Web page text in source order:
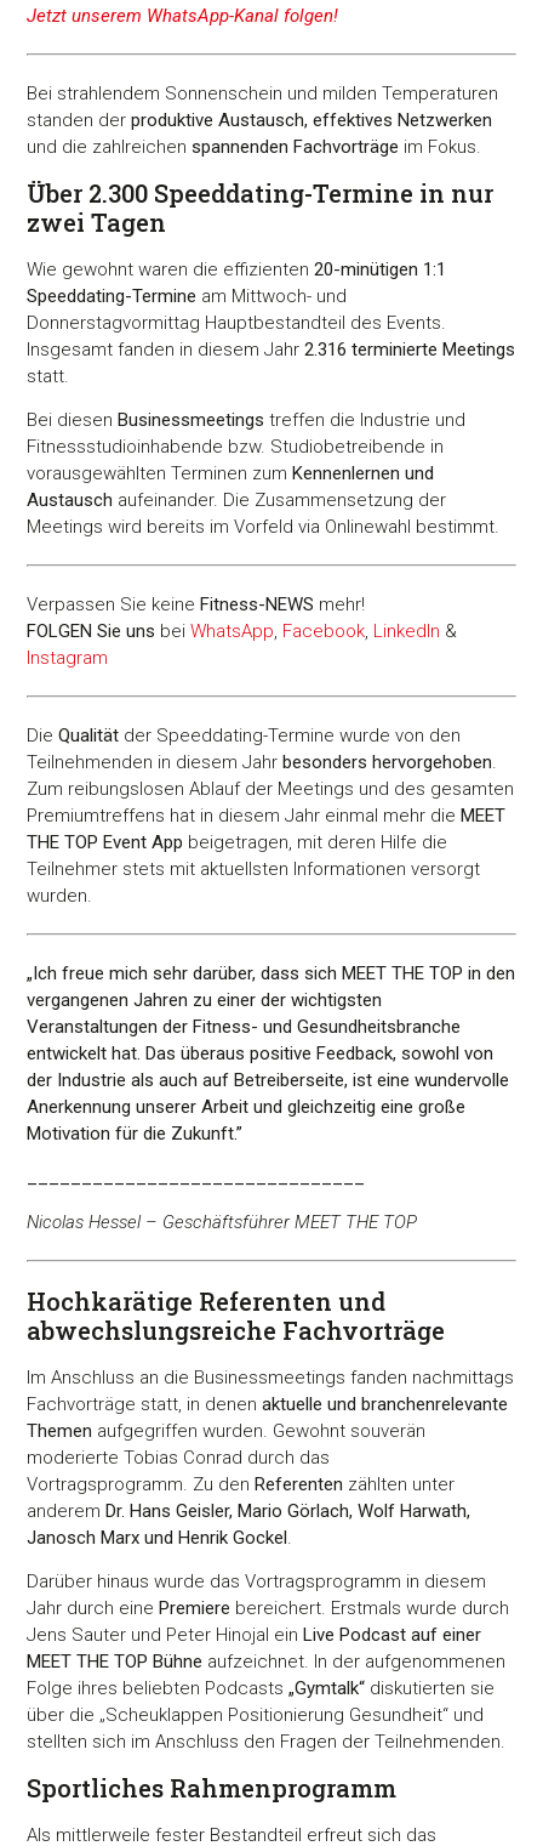
Jetzt unserem WhatsApp-Kanal folgen!
Bei strahlendem Sonnenschein und milden Temperaturen
standen derproduktive Austausch, effektives Netzwerken
und die zahlreichenspannenden Fachvorträge im Fokus.
Über 2.300 Speeddating-Termine in nur
zwei Tagen
Wie gewohnt waren die effizienten20-minütigen 1:1
Speeddating-Termine am Mittwoch- und
Donnerstagvormittag Hauptbestandteil des Events.
Insgesamt fanden in diesem Jahr2.316 terminierte Meetings
statt.
Bei diesenBusinessmeetings treffen die Industrie und
Fitnessstudioinhabende bzw. Studiobetreibende in
vorausgewählten Terminen zumKennenlernen und
Austausch aufeinander. Die Zusammensetzung der
Meetings wird bereits im Vorfeld via Onlinewahl bestimmt.
Verpassen Sie keineFitness-NEWS mehr!
FOLGEN Sie uns beiWhatsApp, Facebook, LinkedIn &
Instagram
DieQualität der Speeddating-Termine wurde von den
Teilnehmenden in diesem Jahrbesonders hervorgehoben.
Zum reibungslosen Ablauf der Meetings und des gesamten
Premiumtreffens hat in diesem Jahr einmal mehr dieMEET
THE TOP Event App beigetragen, mit deren Hilfe die
Teilnehmer stets mit aktuellsten Informationen versorgt
wurden.
„Ich freue mich sehr darüber, dass sich MEET THE TOP in den
vergangenen Jahren zu einer der wichtigsten
Veranstaltungen der Fitness- und Gesundheitsbranche
entwickelt hat. Das überaus positive Feedback, sowohl von
der Industrie als auch auf Betreiberseite, ist eine wundervolle
Anerkennung unserer Arbeit und gleichzeitig eine große
Motivation für die Zukunft.”
Nicolas Hessel – Geschäftsführer MEET THE TOP
Hochkarätige Referenten und
abwechslungsreiche Fachvorträge
Im Anschluss an die Businessmeetings fanden nachmittags
Fachvorträge statt, in denenaktuelle und branchenrelevante
Themen aufgegriffen wurden. Gewohnt souverän
moderierte Tobias Conrad durch das
Vortragsprogramm. Zu denReferenten zählten unter
anderemDr. Hans Geisler, Mario Görlach, Wolf Harwath,
Janosch Marx und Henrik Gockel.
Darüber hinaus wurde das Vortragsprogramm in diesem
Jahr durch einePremiere bereichert. Erstmals wurde durch
Jens Sauter und Peter Hinojal einLive Podcast auf einer
MEET THE TOP Bühne aufzeichnet. In der aufgenommenen
Folge ihres beliebten Podcasts„Gymtalk“ diskutierten sie
über die „Scheuklappen Positionierung Gesundheit“ und
stellten sich im Anschluss den Fragen der Teilnehmenden.
Sportliches Rahmenprogramm
Als mittlerweile fester Bestandteil erfreut sich das